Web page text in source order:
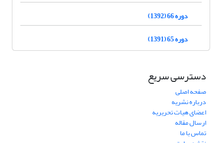
دوره 66 (1392)
دوره 65 (1391)
دسترسی سریع
صفحه اصلی
درباره نشریه
اعضای هیات تحریریه
ارسال مقاله
تماس با ما